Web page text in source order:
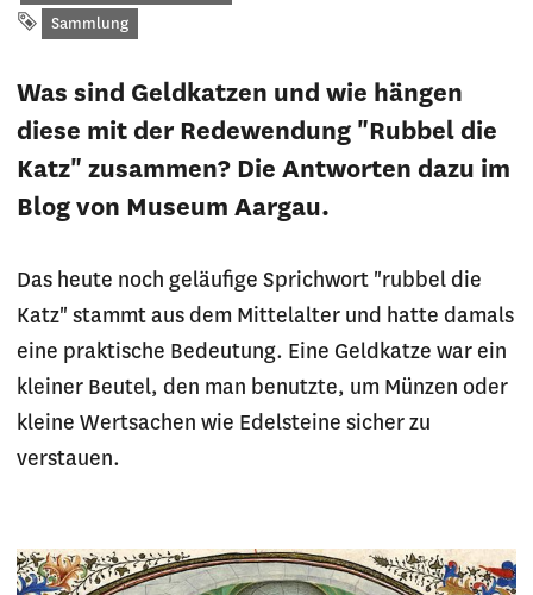
Schlagwort
Sammlung
Was sind Geldkatzen und wie hängen
diese mit der Redewendung "Rubbel die
Katz" zusammen? Die Antworten dazu im
Blog von Museum Aargau.
Das heute noch geläufige Sprichwort "rubbel die
Katz" stammt aus dem Mittelalter und hatte damals
eine praktische Bedeutung. Eine Geldkatze war ein
kleiner Beutel, den man benutzte, um Münzen oder
kleine Wertsachen wie Edelsteine sicher zu
verstauen.